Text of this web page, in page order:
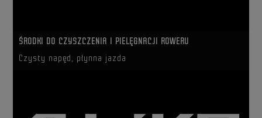
ŚRODKI DO CZYSZCZENIA I PIELĘGNACJI ROWERU
Czysty napęd, płynna jazda